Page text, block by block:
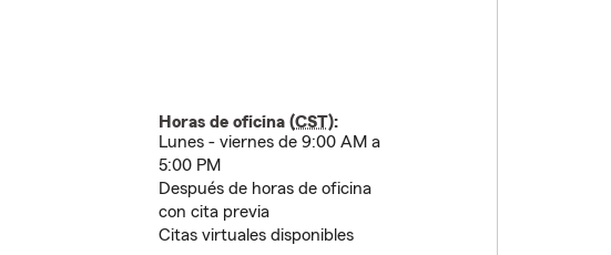
Horas de oficina (CST):
Lunes - viernes de 9:00 AM a
5:00 PM
Después de horas de oficina
con cita previa
Citas virtuales disponibles